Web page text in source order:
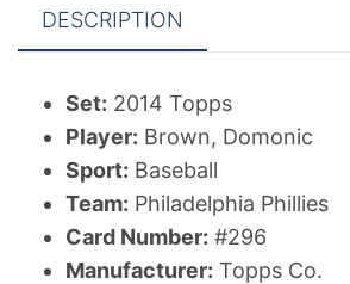
DESCRIPTION
Set: 2014 Topps
Player: Brown, Domonic
Sport: Baseball
Team: Philadelphia Phillies
Card Number: #296
Manufacturer: Topps Co.